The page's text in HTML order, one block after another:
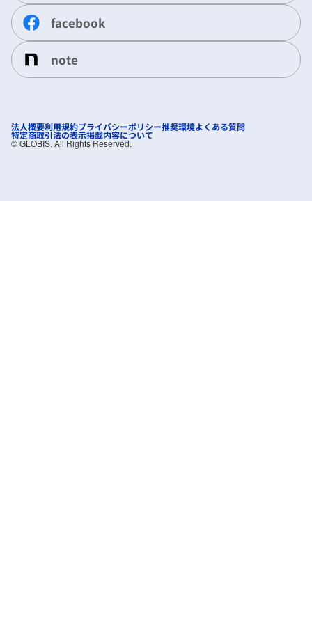
facebook
note
法人概要利用規約プライバシーポリシー推奨環境よくある質問
特定商取引法の表示掲載内容について
©︎ GLOBIS. All Rights Reserved.